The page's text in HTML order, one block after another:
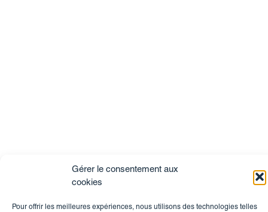
Gérer le consentement aux
cookies
Pour offrir les meilleures expériences, nous utilisons des technologies telles